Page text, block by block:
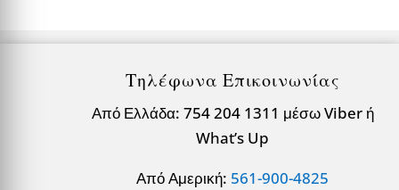
Τηλέφωνα Επικοινωνίας
Από Ελλάδα: 754 204 1311 μέσω Viber ή
What’s Up
Από Αμερική: 561-900-4825